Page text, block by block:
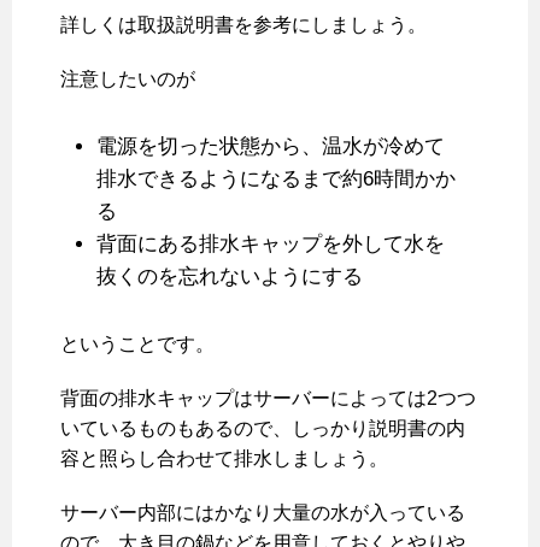
詳しくは取扱説明書を参考にしましょう。
注意したいのが
電源を切った状態から、温水が冷めて
排水できるようになるまで約6時間かか
る
背面にある排水キャップを外して水を
抜くのを忘れないようにする
ということです。
背面の排水キャップはサーバーによっては2つつ
いているものもあるので、しっかり説明書の内
容と照らし合わせて排水しましょう。
サーバー内部にはかなり大量の水が入っている